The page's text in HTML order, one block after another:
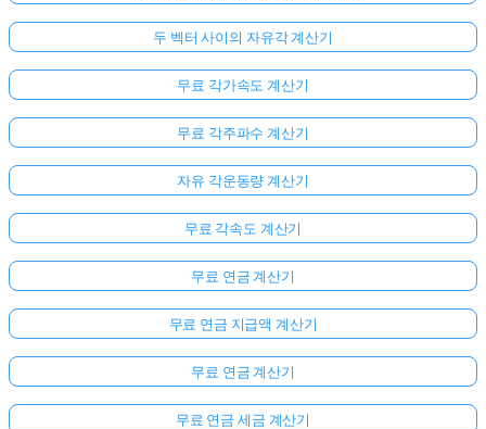
두 벡터 사이의 자유각 계산기
무료 각가속도 계산기
무료 각주파수 계산기
자유 각운동량 계산기
무료 각속도 계산기
무료 연금 계산기
무료 연금 지급액 계산기
무료 연금 계산기
무료 연금 세금 계산기